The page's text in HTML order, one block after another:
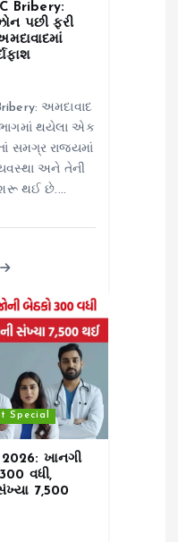
Bribery:
પછી ફરી
અમદાવાદ
થયેલા એક
સમગ્ર રાજ્યમાં
અને તેની
શરૂ થઈ છે.…
Special
ખાનગી
વધી,
7,500